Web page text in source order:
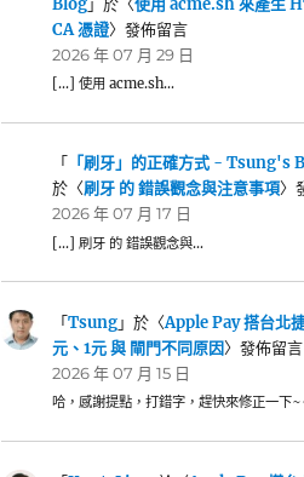
CA 憑證〉發佈留言
2026 年 07 月 29 日
[…] 使用 acme.sh…
「 「刷牙」的正確方式 - Tsung's
於〈刷牙 的 錯誤觀念與注意事項〉
2026 年 07 月 17 日
[…] 刷牙 的 錯誤觀念與…
「Tsung」於〈Apple Pay 搭台北
元、1元 與 閘門不同原因〉發佈留言
2026 年 07 月 15 日
哈，感謝提點，打錯字，趕快來修正一下